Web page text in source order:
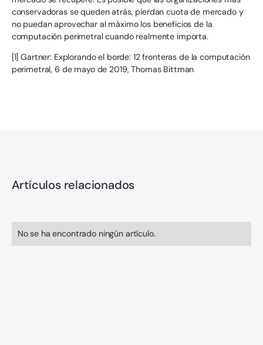
conservadoras se queden atrás, pierdan cuota de mercado y
no puedan aprovechar al máximo los beneficios de la
computación perimetral cuando realmente importa.
[1] Gartner: Explorando el borde: 12 fronteras de la computación
perimetral, 6 de mayo de 2019, Thomas Bittman
Artículos relacionados
No se ha encontrado ningún artículo.